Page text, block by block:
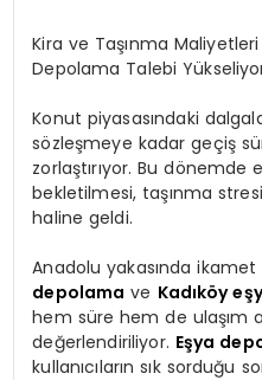
Kira ve Taşınma
Depolama Talebi
Konut piyasasındaki
sözleşmeye kadar geçiş
zorlaştırıyor. Bu dönemde
bekletilmesi, taşınma
haline geldi.
Anadolu yakasında
depolama ve Kadıköy
hem süre hem de ulaşım
değerlendiriliyor. Eşya
kullanıcıların sık sorduğu